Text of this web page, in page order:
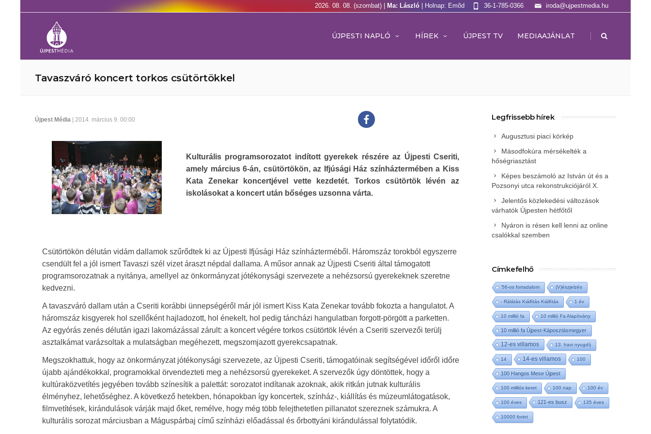
2026. 08. 08. (szombat) | Ma: László | Holnap: Emõd iroda@ujpestmedia.hu
36-1-785-0366
ÚJPESTI NAPLÓ HÍREK ÚJPEST TV MEDIAAJÁNLAT |
Tavaszváró koncert torkos csütörtökkel
Újpest Média | 2014. március 9. 00:00
Kulturális programsorozatot indított gyerekek részére az Újpesti Cseriti,
amely március 6-án, csütörtökön, az Ifjúsági Ház színháztermében a Kiss
Kata Zenekar koncertjével vette kezdetét. Torkos csütörtök lévén az
iskolásokat a koncert után bőséges uzsonna várta.
Csütörtökön délután vidám dallamok szűrődtek ki az Újpesti Ifjúsági Ház színházterméből. Háromszáz torokból egyszerre
csendült fel a jól ismert Tavaszi szél vizet áraszt népdal dallama. A műsor annak az Újpesti Cseriti által támogatott
programsorozatnak a nyitánya, amellyel az önkormányzat jótékonysági szervezete a nehézsorsú gyerekeknek szeretne
kedvezni.
A tavaszváró dallam után a Cseriti korábbi ünnepségéről már jól ismert Kiss Kata Zenekar tovább fokozta a hangulatot. A
háromszáz kisgyerek hol szellőként hajladozott, hol énekelt, hol pedig táncházi hangulatban forgott-pörgött a parketten.
Az egyórás zenés délután igazi lakomázással zárult: a koncert végére torkos csütörtök lévén a Cseriti szervezői terülj
asztalkámat varázsoltak a mulatságban megéhezett, megszomjazott gyerekcsapatnak.
Megszokhattuk, hogy az önkormányzat jótékonysági szervezete, az Újpesti Cseriti, támogatóinak segítségével időről időre
újabb ajándékokkal, programokkal örvendezteti meg a nehézsorsú gyerekeket. A szervezők úgy döntöttek, hogy a
kultúraközvetítés jegyében tovább színesítik a palettát: sorozatot indítanak azoknak, akik ritkán jutnak kulturális
élményhez, lehetőséghez. A következő hetekben, hónapokban így koncertek, színház-, kiállítás és múzeumlátogatások,
filmvetítések, kirándulások várják majd őket, remélve, hogy még több felejthetetlen pillanatot szereznek számukra. A
kulturális sorozat márciusban a Máguspárbaj című színházi előadással és őrbottyáni kirándulással folytatódik.
Legfrissebb hírek
Augusztusi piaci körkép
Másodfokúra mérsékelték a
hőségriasztást
Képes beszámoló az István út és a
Pozsonyi utca rekonstrukciójáról X.
Jelentős közlekedési változások
várhatók Újpesten hétfőtől
Nyáron is résen kell lenni az online
csalókkal szemben
Címkefelhő
'56-os forradalom (V)észjelzés
- Rálátás Kiállítás Kiállítás 1 év
10 millió fa 10 millió Fa Alapítvány
10 millió fa Újpest-Káposztásmegyer
12-es villamos 13. havi nyugdíj
14 14-es villamos 100
100 Hangos Mese Újpest
100 milliós keret 100 nap 100 év
100 éves 121-es busz 135 éves
10000 forint